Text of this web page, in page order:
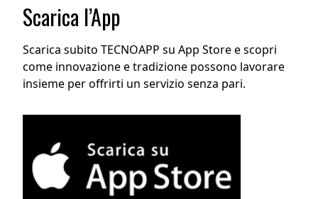
Scarica l’App
Scarica subito TECNOAPP su App Store e scopri
come innovazione e tradizione possono lavorare
insieme per offrirti un servizio senza pari.